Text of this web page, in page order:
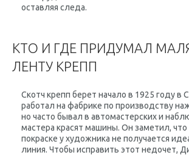
оставляя следа.
КТО И ГДЕ ПРИДУМАЛ
ЛЕНТУ КРЕПП
Скотч крепп берет начало в 1925 году
работал на фабрике по производству
но часто бывал в автомастерских и
мастера красят машины. Он заметил, что
покраске у художника не получается
линия. Чтобы исправить этот недочет,